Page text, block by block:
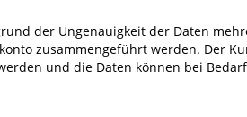
der Ungenauigkeit der Daten
zusammengeführt werden. Der
und die Daten können bei